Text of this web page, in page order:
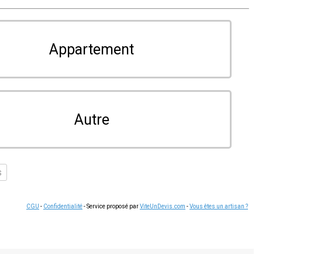
Appartement
Autre
CGU - Confidentialité- Service proposé parViteUnDevis.com -Vous êtes un artisan ?